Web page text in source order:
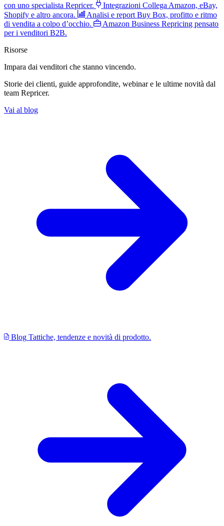
con uno specialista Repricer.
Integrazioni Collega Amazon, eBay,
Shopify e altro ancora.
Analisi e report Buy Box, profitto e ritmo
di vendita a colpo d’occhio.
Amazon Business Repricing pensato
per i venditori B2B.
Risorse
Impara dai venditori che stanno vincendo.
Storie dei clienti, guide approfondite, webinar e le ultime novità dal
team Repricer.
Vai al blog
Blog Tattiche, tendenze e novità di prodotto.